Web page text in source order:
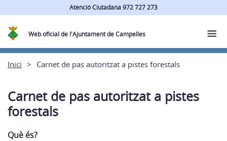
Atenció Ciutadana 972 727 273
Web oficial de l'Ajuntament de Campelles
Inici Carnet de pas autoritzat a pistes forestals
Carnet de pas autoritzat a pistes
forestals
Què és?